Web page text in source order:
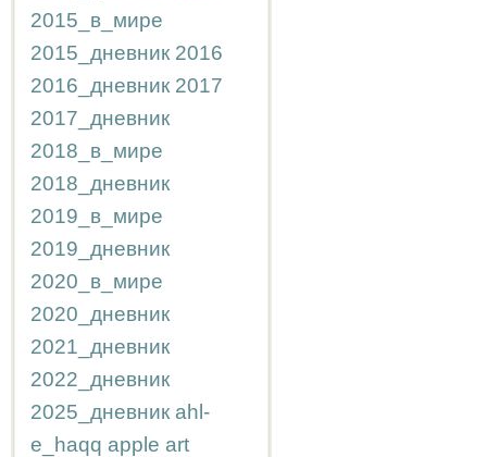
2015_в_мире
2015_дневник 2016
2016_дневник 2017
2017_дневник
2018_в_мире
2018_дневник
2019_в_мире
2019_дневник
2020_в_мире
2020_дневник
2021_дневник
2022_дневник
2025_дневник ahl-
e_haqq apple art